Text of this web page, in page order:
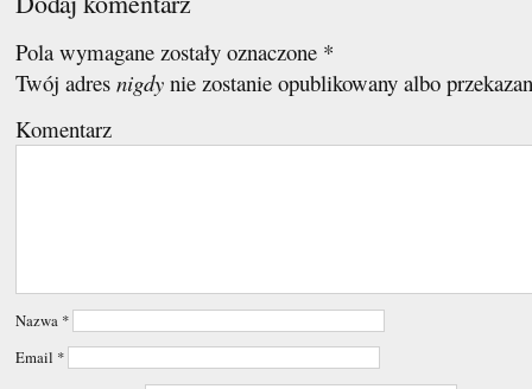
Pola wymagane zostały oznaczone *
Twój adres nigdynie zostanie opublikowany albo
Komentarz
Nazwa *
Email *